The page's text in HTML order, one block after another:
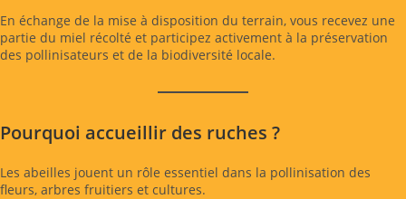
En échange de la mise à disposition du terrain, vous recevez une
partie du miel récolté et participez activement à la préservation
des pollinisateurs et de la biodiversité locale.
Pourquoi accueillir des ruches ?
Les abeilles jouent un rôle essentiel dans la pollinisation des
fleurs, arbres fruitiers et cultures.